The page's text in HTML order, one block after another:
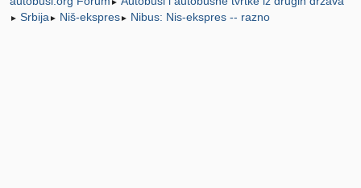
►
► Srbija ► Niš-ekspres► Nibus: Nis-ekspres -- razno